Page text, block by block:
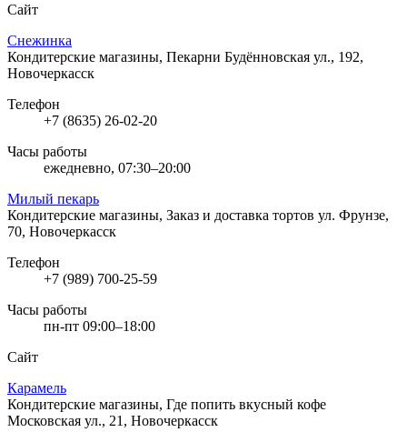
Сайт
Снежинка
Кондитерские магазины, Пекарни Будённовская ул., 192,
Новочеркасск
Телефон
+7 (8635) 26-02-20
Часы работы
ежедневно, 07:30–20:00
Милый пекарь
Кондитерские магазины, Заказ и доставка тортов ул. Фрунзе,
70, Новочеркасск
Телефон
+7 (989) 700-25-59
Часы работы
пн-пт 09:00–18:00
Сайт
Карамель
Кондитерские магазины, Где попить вкусный кофе
Московская ул., 21, Новочеркасск